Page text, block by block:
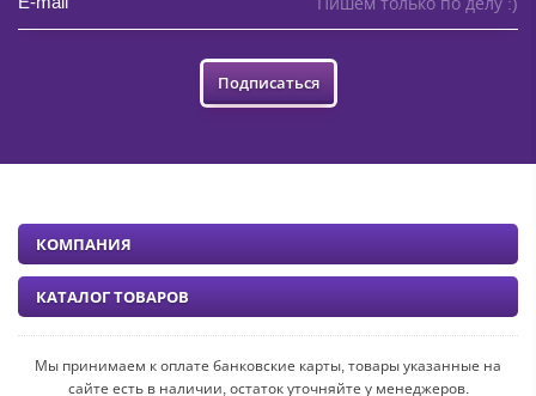
Подписаться
Мы принимаем к оплате банковские карты, товары указанные на
сайте есть в наличии, остаток уточняйте у менеджеров.
КОМПАНИЯ
КАТАЛОГ ТОВАРОВ